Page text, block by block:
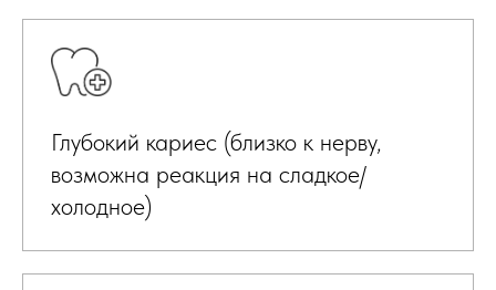
Глубокий кариес (близко к нерву,
возможна реакция на сладкое/
холодное)